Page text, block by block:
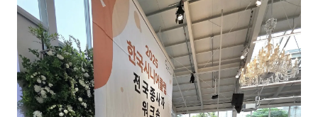
구자룡
김경태
김소연
김의중